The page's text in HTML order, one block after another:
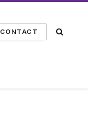
CONTACT